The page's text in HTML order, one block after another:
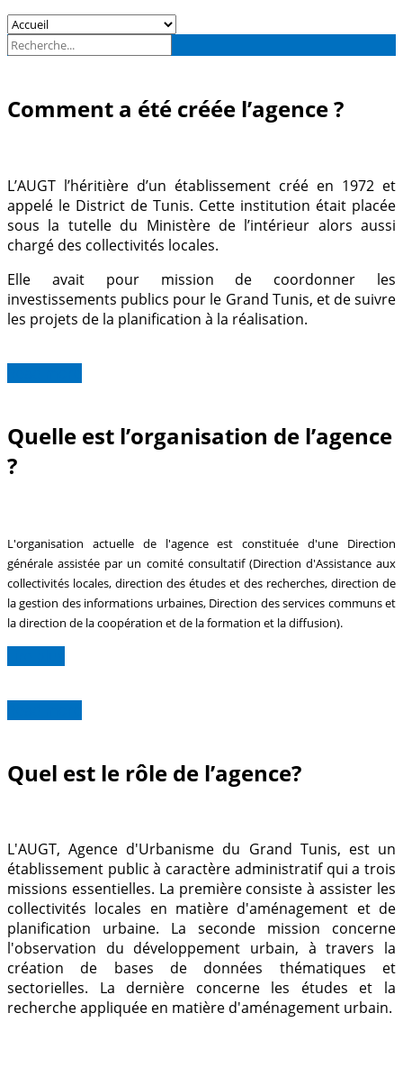
Comment a été créée l’agence ?
L’AUGT l’héritière d’un établissement créé en 1972 et
appelé le District de Tunis. Cette institution était placée
sous la tutelle du Ministère de l’intérieur alors aussi
chargé des collectivités locales.
Elle avait pour mission de coordonner les
investissements publics pour le Grand Tunis, et de suivre
les projets de la planification à la réalisation.
Quelle est l’organisation de l’agence
?
L'organisation actuelle de l'agence est constituée d'une Direction
générale assistée par un comité consultatif (Direction d'Assistance aux
collectivités locales, direction des études et des recherches, direction de
la gestion des informations urbaines, Direction des services communs et
la direction de la coopération et de la formation et la diffusion).
Quel est le rôle de l’agence?
L'AUGT, Agence d'Urbanisme du Grand Tunis, est un
établissement public à caractère administratif qui a trois
missions essentielles. La première consiste à assister les
collectivités locales en matière d'aménagement et de
planification urbaine. La seconde mission concerne
l'observation du développement urbain, à travers la
création de bases de données thématiques et
sectorielles. La dernière concerne les études et la
recherche appliquée en matière d'aménagement urbain.